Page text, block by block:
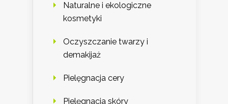
Naturalne i ekologiczne
kosmetyki
Oczyszczanie twarzy i
demakijaż
Pielęgnacja cery
Pielęgnacja skóry